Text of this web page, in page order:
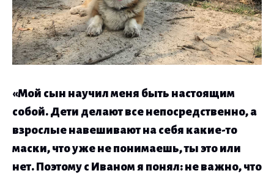
«Мой сын научил меня быть настоящим
собой. Дети делают все непосредственно, а
взрослые навешивают на себя какие-то
маски, что уже не понимаешь, ты это или
нет. Поэтому с Иваном я понял: не важно, что